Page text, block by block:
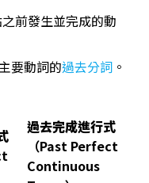
前發生並完成的動
要動詞的過去分詞 。
過去完成進行式
（Past Perfect
Continuous